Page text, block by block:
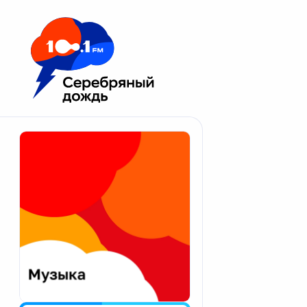
Москва 100.1 FM
Апатиты
Екатеринбург
Калининград
Калуга